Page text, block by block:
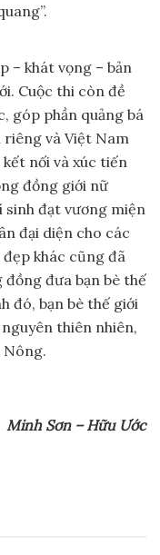
– khát vọng – bản
Cuộc thi còn đề
góp phần quảng bá
và Việt Nam
nối và xúc tiến
đồng giới nữ
đạt vương miện
đại diện cho các
khác cũng đã
đưa bạn bè thế
đó, bạn bè thế giới
thiên nhiên,
Nông.
Minh Sơn – Hữu Ước